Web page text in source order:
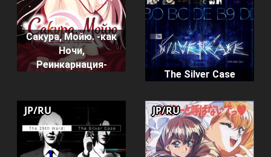
Сакура, Мойю. -как
Ночи,
Реинкарнация-
The Silver Case
JP/RU JP/RU